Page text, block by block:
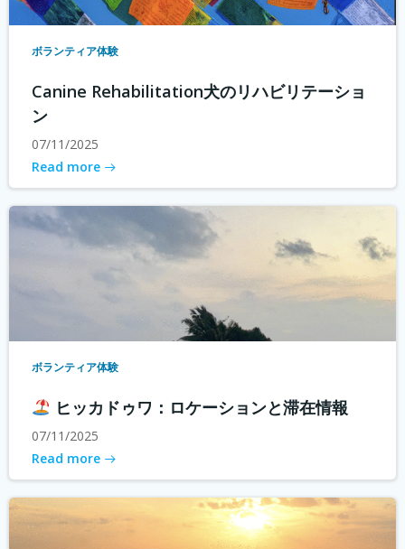
ボランティア体験
Canine Rehabilitation犬のリハビリテーショ
ン
07/11/2025
Read more
ボランティア体験
ヒッカドゥワ：ロケーションと滞在情報
07/11/2025
Read more